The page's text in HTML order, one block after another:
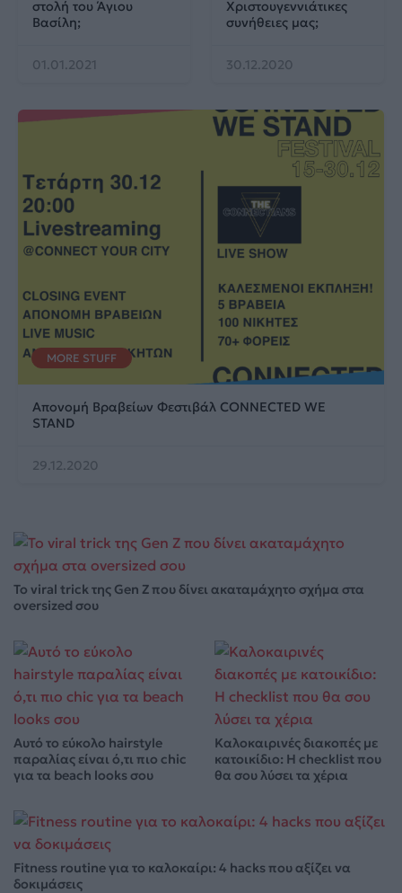
στολή του Άγιου
Βασίλη;
01.01.2021
Χριστουγεννιάτικες
συνήθειες μας;
30.12.2020
MORE STUFF
Απονομή Βραβείων Φεστιβάλ CONNECTED WE
STAND
29.12.2020
Το viral trick της Gen Z που δίνει ακαταμάχητο σχήμα στα
oversized σου
Αυτό το εύκολο hairstyle
παραλίας είναι ό,τι πιο chic
για τα beach looks σου
Καλοκαιρινές διακοπές με
κατοικίδιο: Η checklist που
θα σου λύσει τα χέρια
Fitness routine για το καλοκαίρι: 4 hacks που αξίζει να
δοκιμάσεις